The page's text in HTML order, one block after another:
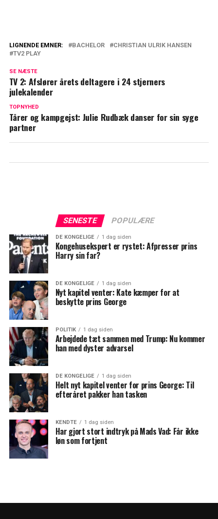
Er Bachelor Christian for rationel til
LIGNENDE EMNER: BACHELOR
CHRISTIAN ULRIK HANSEN
TV2 PLAY
SE NÆSTE
TV 2: Afslører årets deltagere i 24 stjerners
julekalender
TOPNYHED
Tårer og kampgejst: Julie Rudbæk danser for sin syge
partner
SENESTE POPULÆRE
DE KONGELIGE 1 dag siden
Kongehusekspert er rystet: Afpresser prins
Harry sin far?
DE KONGELIGE 1 dag siden
Nyt kapitel venter: Kate kæmper for at
beskytte prins George
POLITIK 1 dag siden
Arbejdede tæt sammen med Trump: Nu kommer
han med dyster advarsel
DE KONGELIGE 1 dag siden
Helt nyt kapitel venter for prins George: Til
efteråret pakker han tasken
KENDTE 1 dag siden
Har gjort stort indtryk på Mads Vad: Får ikke
løn som fortjent